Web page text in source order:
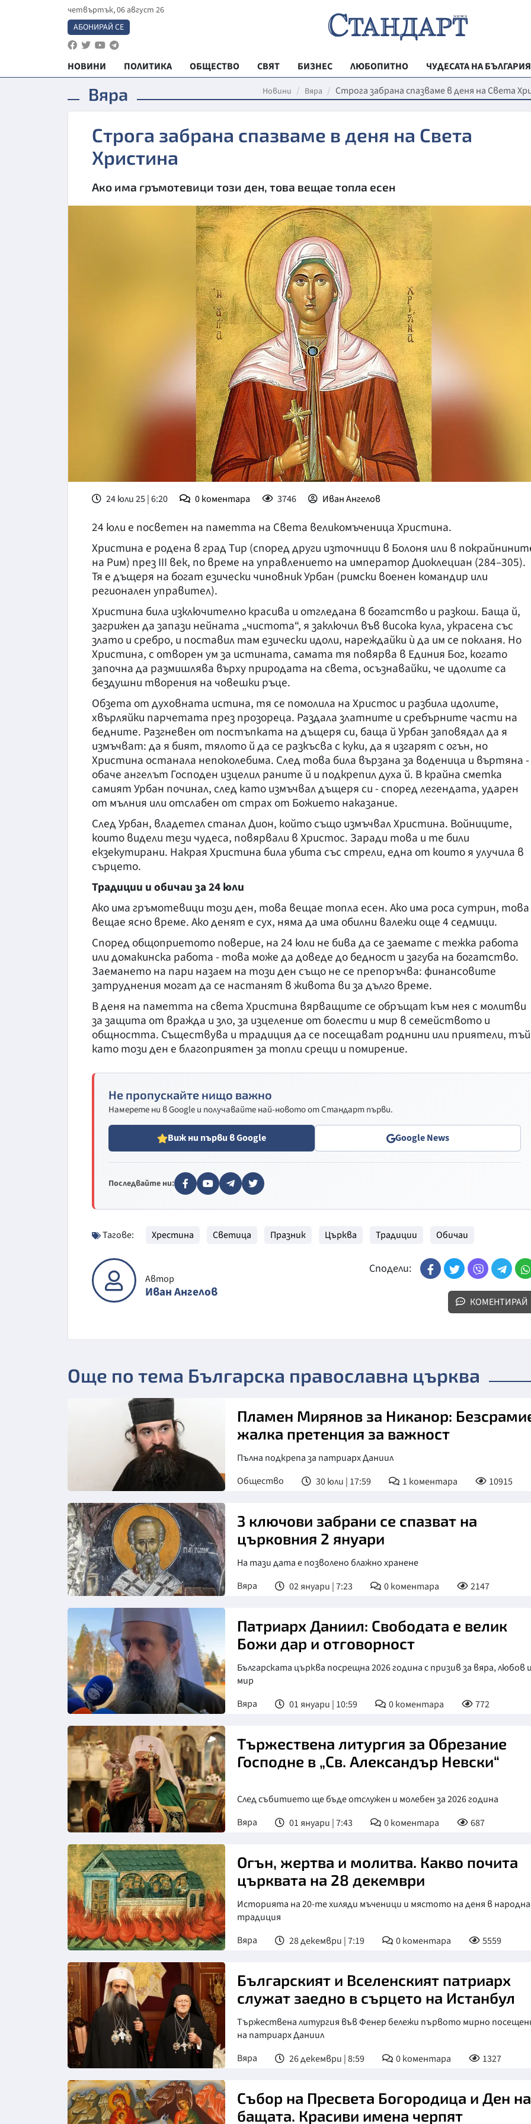
четвъртък, 06 август 26
АБОНИРАЙ СЕ
НОВИНИ ПОЛИТИКА ОБЩЕСТВО СВЯТ БИЗНЕС ЛЮБОПИТНО
ЧУДЕСАТА НА БЪЛГАРИЯ
РЕГИОНАЛНИ
ВЕСТНИК
МЛАДЕЖКА
ОБЯВИ
Вяра Новини Вяра Строга забрана спазваме в деня на Света
Строга забрана спазваме в деня на Света
Христина
Ако има гръмотевици този ден, това вещае топла есен
24 юли 25 | 6:20 0коментара 3746 Иван Ангелов
24 юли е посветен на паметта на Света великомъченица Христина.
Христина е родена в град Тир (според други източници в Болоня или в
на Рим) през III век, по време на управлението на император Диоклециан (284–305).
Тя е дъщеря на богат езически чиновник Урбан (римски военен командир или
регионален управител).
Христина била изключително красива и отгледана в богатство и разкош. Баща й,
загрижен да запази нейната „чистота“, я заключил във висока кула, украсена със
злато и сребро, и поставил там езически идоли, нареждайки ѝ да им се покланя. Но
Христина, с отворен ум за истината, самата тя повярва в Единия Бог, когато
започна да размишлява върху природата на света, осъзнавайки, че идолите са
бездушни творения на човешки ръце.
Обзета от духовната истина, тя се помолила на Христос и разбила идолите,
хвърляйки парчетата през прозореца. Раздала златните и сребърните части на
бедните. Разгневен от постъпката на дъщеря си, баща й Урбан заповядал да я
измъчват: да я бият, тялото й да се разкъсва с куки, да я изгарят с огън, но
Христина останала непоколебима. След това била вързана за воденица и въртяна -
обаче ангелът Господен изцелил раните й и подкрепил духа й. В крайна сметка
самият Урбан починал, след като измъчвал дъщеря си - според легендата, ударен
от мълния или отслабен от страх от Божието наказание.
След Урбан, владетел станал Дион, който също измъчвал Христина. Войниците,
които видели тези чудеса, повярвали в Христос. Заради това и те били
екзекутирани. Накрая Христина била убита със стрели, една от които я улучила в
сърцето.
Традиции и обичаи за 24 юли
Ако има гръмотевици този ден, това вещае топла есен. Ако има роса сутрин, това
вещае ясно време. Ако денят е сух, няма да има обилни валежи още 4 седмици.
Според общоприетото поверие, на 24 юли не бива да се заемате с тежка работа
или домакинска работа - това може да доведе до бедност и загуба на богатство.
Заемането на пари назаем на този ден също не се препоръчва: финансовите
затруднения могат да се настанят в живота ви за дълго време.
В деня на паметта на света Христина вярващите се обръщат към нея с молитви
за защита от вражда и зло, за изцеление от болести и мир в семейството и
общността. Съществува и традиция да се посещават роднини или приятели, тъй
като този ден е благоприятен за топли срещи и помирение.
Не пропускайте нищо важно
Намерете ни в Google и получавайте най-новото от Стандарт първи.
Виж ни първи в Google Google News
Последвайте ни:
Тагове: Хрестина Светица Празник Църква Традиции Обичаи
Автор
Иван Ангелов
Сподели:
КОМЕНТИРАЙ
Още по тема Българска православна църква
Пламен Мирянов за Никанор:
жалка претенция за важност
Пълна подкрепа за патриарх Даниил
Общество
30 юли | 17:59 1 коментара 10915
3 ключови забрани се спазват на
църковния 2 януари
На тази дата е позволено блажно хранене
Вяра
02 януари | 7:23 0коментара 2147
Патриарх Даниил: Свободата е велик
Божи дар и отговорност
Българската църква посрещна 2026 година с призив за вяра, любов
мир
Вяра
01 януари | 10:59 0коментара 772
Снимка: БПЦ
Тържествена литургия за Обрезание
Господне в „Св. Александър Невски“
След събитието ще бъде отслужен и молебен за 2026 година
Вяра
01 януари | 7:43 0коментара 687
Огън, жертва и молитва. Какво почита
църквата на 28 декември
Историята на 20-те хиляди мъченици и мястото на деня в
традиция
Вяра
28 декември | 7:19 0коментара 5559
Снимка: БПЦ
Българският и Вселенският патриарх
служат заедно в сърцето на Истанбул
Тържествена литургия във Фенер бележи първото мирно
на патриарх Даниил
Вяра
26 декември | 8:59 0коментара 1327
Събор на Пресвета Богородица и Ден на
бащата. Красиви имена черпят